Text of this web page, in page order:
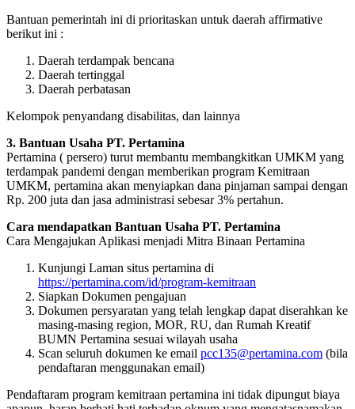
Bantuan pemerintah ini di prioritaskan untuk daerah affirmative
berikut ini :
Daerah terdampak bencana
Daerah tertinggal
Daerah perbatasan
Kelompok penyandang disabilitas, dan lainnya
3. Bantuan Usaha PT. Pertamina
Pertamina ( persero) turut membantu membangkitkan UMKM yang
terdampak pandemi dengan memberikan program Kemitraan
UMKM, pertamina akan menyiapkan dana pinjaman sampai dengan
Rp. 200 juta dan jasa administrasi sebesar 3% pertahun.
Cara mendapatkan Bantuan Usaha PT. Pertamina
Cara Mengajukan Aplikasi menjadi Mitra Binaan Pertamina
Kunjungi Laman situs pertamina di
https://pertamina.com/id/program-kemitraan
Siapkan Dokumen pengajuan
Dokumen persyaratan yang telah lengkap dapat diserahkan ke
masing-masing region, MOR, RU, dan Rumah Kreatif
BUMN Pertamina sesuai wilayah usaha
Scan seluruh dokumen ke email pcc135@pertamina.com (bila
pendaftaran menggunakan email)
Pendaftaram program kemitraan pertamina ini tidak dipungut biaya